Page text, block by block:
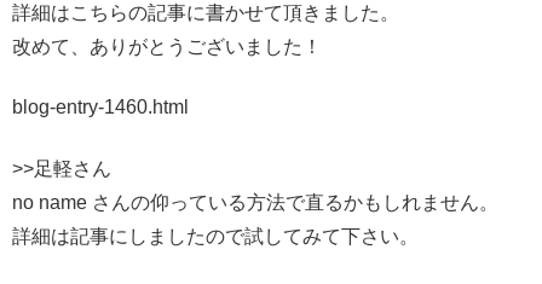
詳細はこちらの記事に書かせて頂きました。
改めて、ありがとうございました！
blog-entry-1460.html
>>足軽さん
no name さんの仰っている方法で直るかもしれません。
詳細は記事にしましたので試してみて下さい。